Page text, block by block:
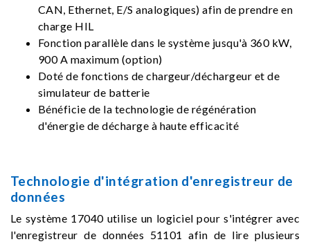
CAN, Ethernet, E/S analogiques) afin de prendre en
charge HIL
Fonction parallèle dans le système jusqu'à 360 kW,
900 A maximum (option)
Doté de fonctions de chargeur/déchargeur et de
simulateur de batterie
Bénéficie de la technologie de régénération
d'énergie de décharge à haute efficacité
Technologie d'intégration d'enregistreur de
données
Le système 17040 utilise un logiciel pour s'intégrer avec
l'enregistreur de données 51101 afin de lire plusieurs